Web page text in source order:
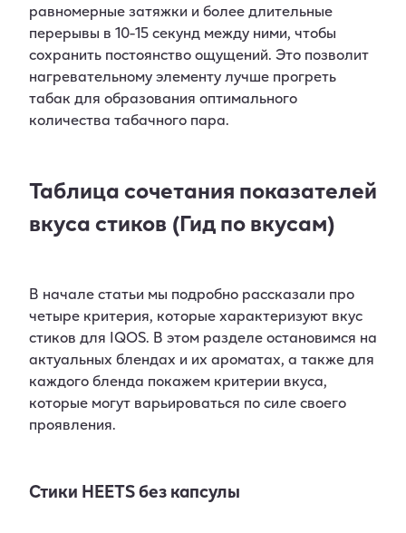
равномерные затяжки и более длительные
перерывы в 10-15 секунд между ними, чтобы
сохранить постоянство ощущений. Это позволит
нагревательному элементу лучше прогреть
табак для образования оптимального
количества табачного пара.
Таблица сочетания показателей
вкуса стиков (Гид по вкусам)
В начале статьи мы подробно рассказали про
четыре критерия, которые характеризуют вкус
стиков для IQOS. В этом разделе остановимся на
актуальных блендах и их ароматах, а также для
каждого бленда покажем критерии вкуса,
которые могут варьироваться по силе своего
проявления.
Стики HEETS без капсулы